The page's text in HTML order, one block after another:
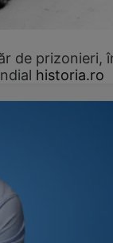
de prizonieri,
historia.ro